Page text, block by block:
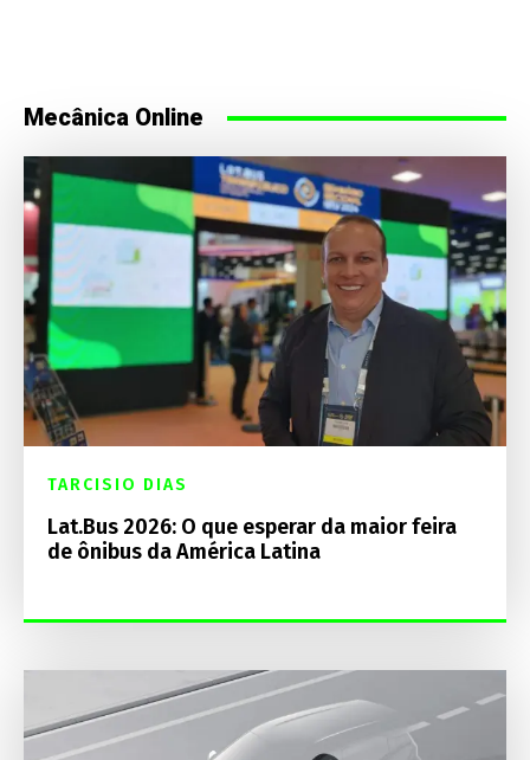
Mecânica Online
TARCISIO DIAS
Lat.Bus 2026: O que esperar da maior feira
de ônibus da América Latina